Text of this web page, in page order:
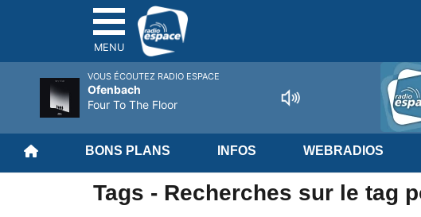
MENU
BONS PLANS INFOS WEBRADIOS
Tags - Recherches sur le tag
VOUS ÉCOUTEZ RADIO ESPACE
Ofenbach
Four To The Floor